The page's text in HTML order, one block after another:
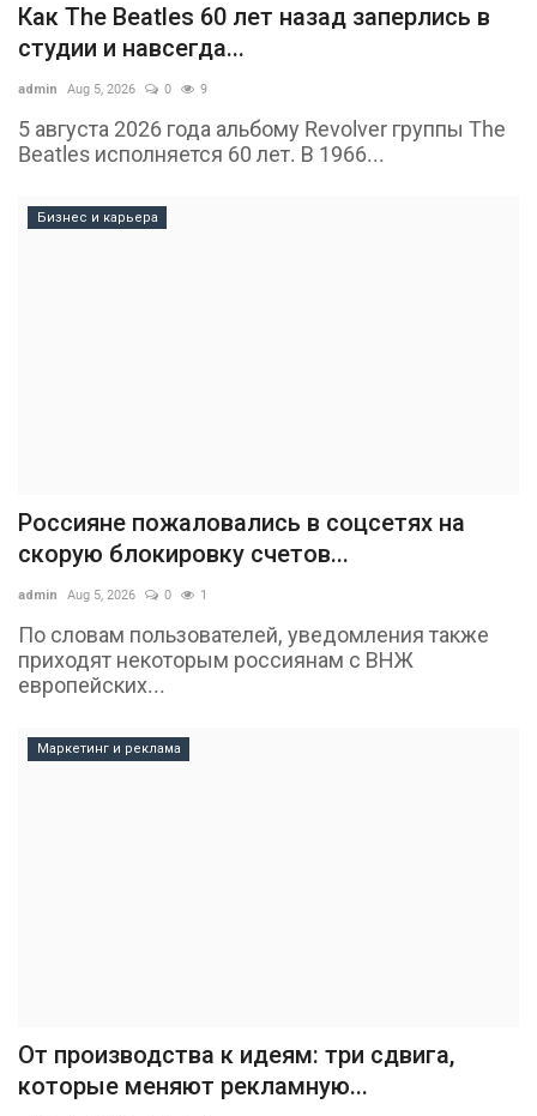
Как The Beatles 60 лет назад заперлись в
студии и навсегда...
admin Aug 5, 2026 0 9
5 августа 2026 года альбому Revolver группы The
Beatles исполняется 60 лет. В 1966...
Бизнес и карьера
Россияне пожаловались в соцсетях на
скорую блокировку счетов...
admin Aug 5, 2026 0 1
По словам пользователей, уведомления также
приходят некоторым россиянам с ВНЖ
европейских...
Маркетинг и реклама
От производства к идеям: три сдвига,
которые меняют рекламную...